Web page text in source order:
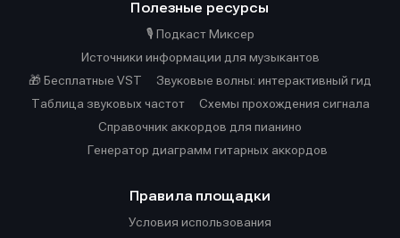
Полезные ресурсы
🎙️ Подкаст Миксер
Источники информации для музыкантов
🎁 Бесплатные VST
Звуковые волны: интерактивный гид
Таблица звуковых частот
Cхемы прохождения сигнала
Справочник аккордов для пианино
Генератор диаграмм гитарных аккордов
Правила площадки
Условия использования